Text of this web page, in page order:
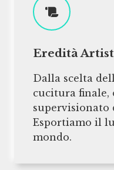
Eredità
Dalla scelta
cucitura finale,
supervisionato
Esportiamo il
mondo.